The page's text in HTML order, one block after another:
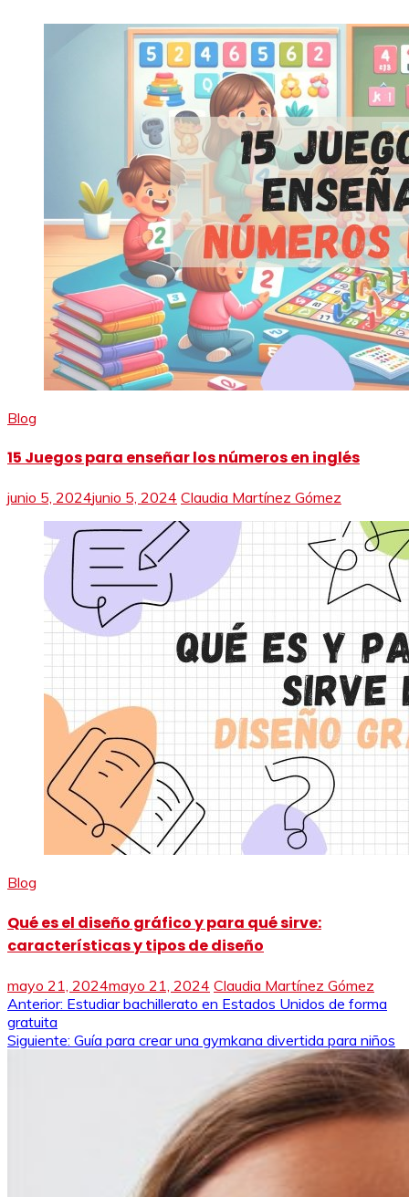
Blog
15 Juegos para enseñar los números en inglés
junio 5, 2024junio 5, 2024 Claudia Martínez Gómez
Blog
Qué es el diseño gráfico y para qué sirve:
características y tipos de diseño
mayo 21, 2024mayo 21, 2024 Claudia Martínez Gómez
Navegación
de
Anterior: Estudiar bachillerato en Estados Unidos de forma
gratuita
Siguiente: Guía para crear una gymkana divertida para niños